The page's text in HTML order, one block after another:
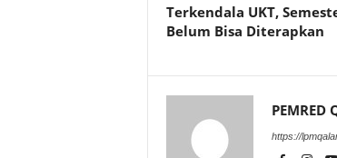
Terkendala UKT,
Belum Bisa Diterapkan
PEMRED
https://